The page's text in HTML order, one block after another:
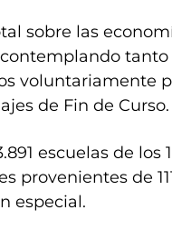
sobre las
voluntariamente
de Fin de Curso.
escuelas de los
provenientes de
especial.